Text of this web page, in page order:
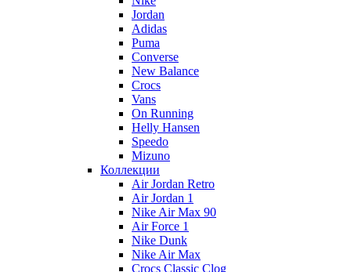
Jordan
Adidas
Puma
Converse
New Balance
Crocs
Vans
On Running
Helly Hansen
Speedo
Mizuno
Коллекции
Air Jordan Retro
Air Jordan 1
Nike Air Max 90
Air Force 1
Nike Dunk
Nike Air Max
Crocs Classic Clog